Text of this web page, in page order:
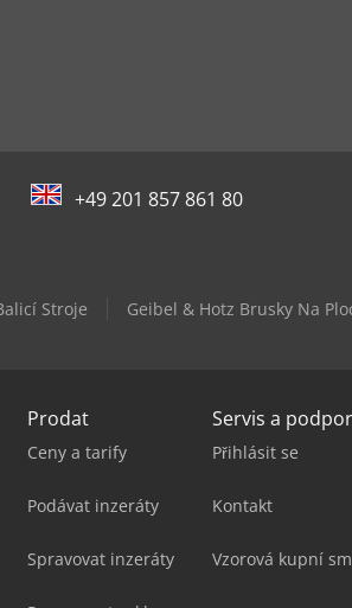
+49 201 857 861 80
Stroje Geibel & Hotz Brusky Na
Prodat
Ceny a tarify
Podávat inzeráty
Spravovat inzeráty
Servis a
Přihlásit se
Kontakt
Vzorová kupní